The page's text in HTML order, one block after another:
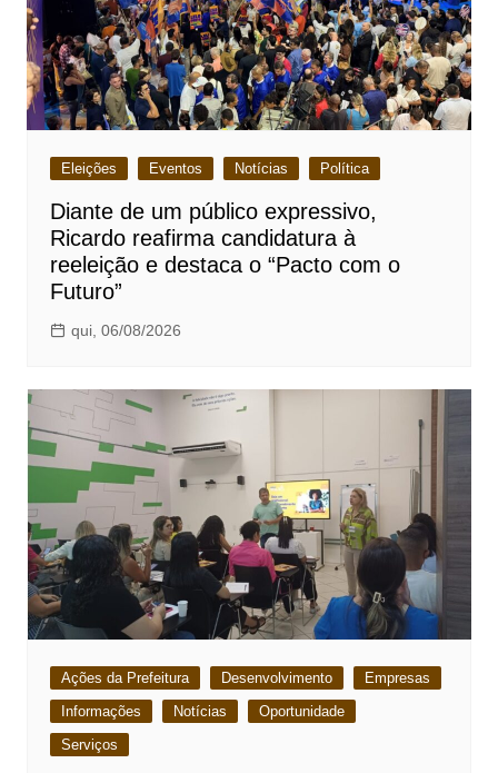
Eleições Eventos Notícias Política
Diante de um público expressivo,
Ricardo reafirma candidatura à
reeleição e destaca o “Pacto com o
Futuro”
qui, 06/08/2026
Ações da Prefeitura Desenvolvimento
Empresas
Informações
Notícias
Oportunidade
Serviços